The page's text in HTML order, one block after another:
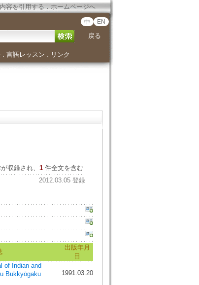
容を引用する．ホームページへ
中 EN
戻る
． 言語レッスン ． リンク
収録され、 1件全文を含む
2012.03.05 登録
出版年月
日
of Indian and
Bukkyōgaku
1991.03.20